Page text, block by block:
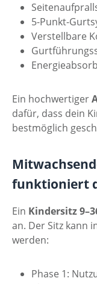
5-Punkt-
Verstellbare
Ein hochwertiger
dafür, dass dein
bestmöglich
funktioniert
Ein Kindersitz
an. Der Sitz kann
werden:
Phase 1: